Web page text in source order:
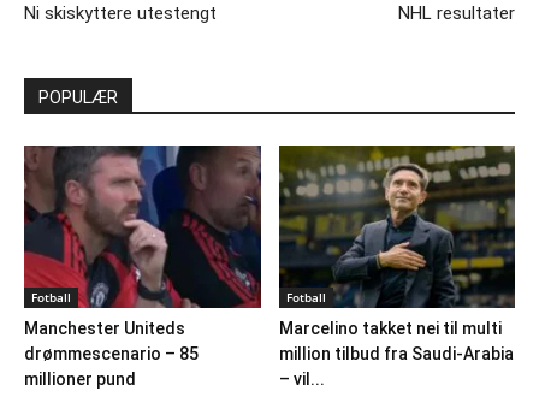
Ni skiskyttere utestengt NHL resultater
POPULÆR
Fotball
Manchester Uniteds
drømmescenario – 85
millioner pund
Fotball
Marcelino takket nei til multi
million tilbud fra Saudi-Arabia
– vil...